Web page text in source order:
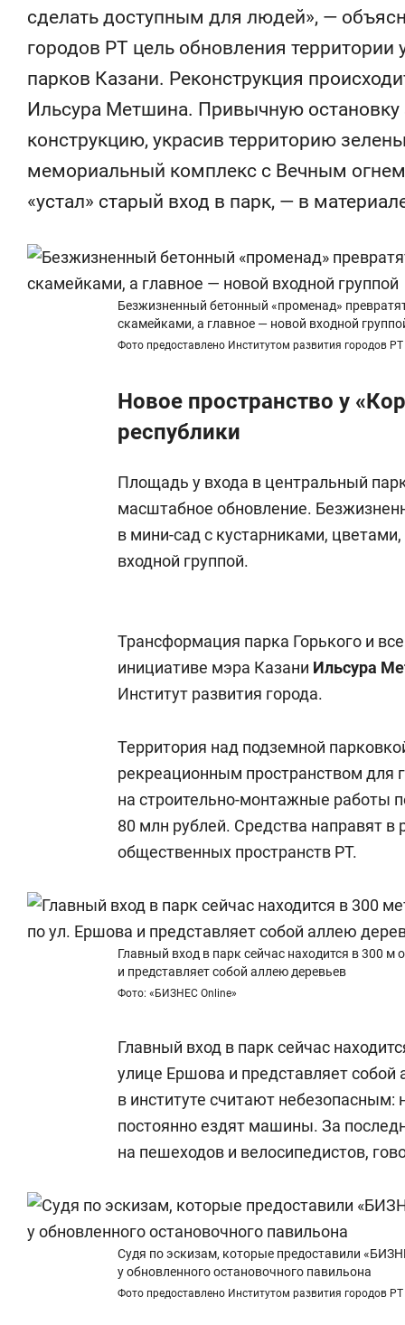
сделать доступным для людей», —
городов РТ цель обновления территории
парков Казани. Реконструкция
Ильсура Метшина. Привычную
конструкцию, украсив территорию
мемориальный комплекс с Вечным огнем,
«устал» старый вход в парк, — в
Безжизненный бетонный «променад»
скамейками, а главное — новой входной
Фото предоставлено Институтом развития городов РТ
Новое пространство у
республики
Площадь у входа в центральный
масштабное обновление.
в мини-сад с кустарниками,
входной группой.
Трансформация парка Горького и
инициативе мэра Казани Ильсура
Институт развития города.
Территория над подземной
рекреационным пространством для
на строительно-монтажные работы
80 млн рублей. Средства направят
общественных пространств РТ.
Главный вход в парк сейчас находится в 300 м
и представляет собой аллею деревьев
Фото: «БИЗНЕС Online»
Главный вход в парк сейчас
улице Ершова и представляет
в институте считают
постоянно ездят машины. За
на пешеходов и велосипедистов,
Судя по эскизам, которые предоставили
у обновленного остановочного павильона
Фото предоставлено Институтом развития городов РТ
Опыт выживания в дикой
природе, работа
с ментальным и физическим
состоянием как основа
антихрупких команд
и вагон с
в
«Гонка